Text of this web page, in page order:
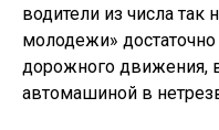
водители из числа так
молодежи»
дорожного движения,
автомашиной в